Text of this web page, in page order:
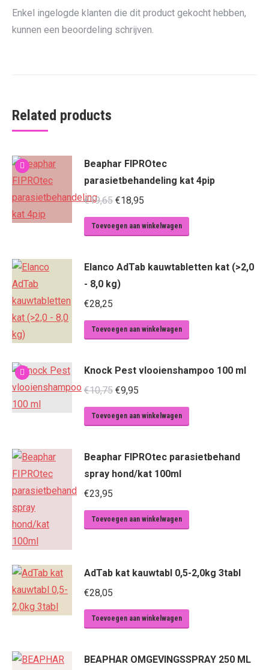
Enkel ingelogde klanten die dit product gekocht hebben,
kunnen een beoordeling schrijven.
Related products
Beaphar FIPROtec
parasietbehandeling kat 4pip
€19,65 Oorspronkelijke
prijs
was:
€18,95
prijs
is:
Toevoegen aan winkelwagen
Elanco AdTab kauwtabletten kat (>2,0
- 8,0 kg)
€28,25
Toevoegen aan winkelwagen
Knock Pest vlooienshampoo 100 ml
€10,75 Oorspronkelijke
prijs
was:
€9,95
prijs
is:
Toevoegen aan winkelwagen
Beaphar FIPROtec parasietbehand
spray hond/kat 100ml
€23,95
Toevoegen aan winkelwagen
AdTab kat kauwtabl 0,5-2,0kg 3tabl
€28,05
Toevoegen aan winkelwagen
BEAPHAR OMGEVINGSSPRAY 250 ML